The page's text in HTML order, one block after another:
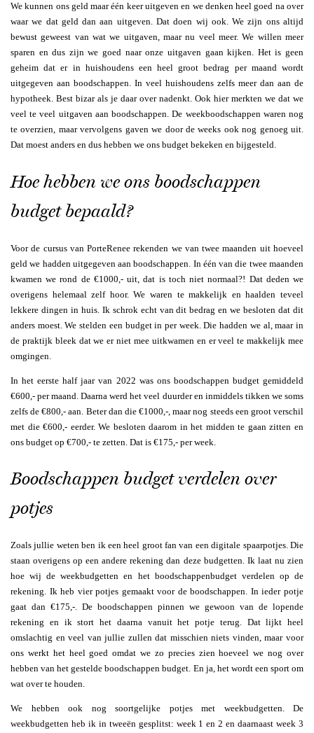
We kunnen ons geld maar één keer uitgeven en we denken heel goed na over
waar we dat geld dan aan uitgeven. Dat doen wij ook. We zijn ons altijd
bewust geweest van wat we uitgaven, maar nu veel meer. We willen meer
sparen en dus zijn we goed naar onze uitgaven gaan kijken. Het is geen
geheim dat er in huishoudens een heel groot bedrag per maand wordt
uitgegeven aan boodschappen. In veel huishoudens zelfs meer dan aan de
hypotheek. Best bizar als je daar over nadenkt. Ook hier merkten we dat we
veel te veel uitgaven aan boodschappen. De weekboodschappen waren nog
te overzien, maar vervolgens gaven we door de weeks ook nog genoeg uit.
Dat moest anders en dus hebben we ons budget bekeken en bijgesteld.
Hoe hebben we ons boodschappen
budget bepaald?
Voor de cursus van PorteRenee rekenden we van twee maanden uit hoeveel
geld we hadden uitgegeven aan boodschappen. In één van die twee maanden
kwamen we rond de €1000,- uit, dat is toch niet normaal?! Dat deden we
overigens helemaal zelf hoor. We waren te makkelijk en haalden teveel
lekkere dingen in huis. Ik schrok echt van dit bedrag en we besloten dat dit
anders moest. We stelden een budget in per week. Die hadden we al, maar in
de praktijk bleek dat we er niet mee uitkwamen en er veel te makkelijk mee
omgingen.
In het eerste half jaar van 2022 was ons boodschappen budget gemiddeld
€600,- per maand. Daarna werd het veel duurder en inmiddels tikken we soms
zelfs de €800,- aan. Beter dan die €1000,-, maar nog steeds een groot verschil
met die €600,- eerder. We besloten daarom in het midden te gaan zitten en
ons budget op €700,- te zetten. Dat is €175,- per week.
Boodschappen budget verdelen over
potjes
Zoals jullie weten ben ik een heel groot fan van een digitale spaarpotjes. Die
staan overigens op een andere rekening dan deze budgetten. Ik laat nu zien
hoe wij de weekbudgetten en het boodschappenbudget verdelen op de
rekening. Ik heb vier potjes gemaakt voor de boodschappen. In ieder potje
gaat dan €175,-. De boodschappen pinnen we gewoon van de lopende
rekening en ik stort het daarna vanuit het potje terug. Dat lijkt heel
omslachtig en veel van jullie zullen dat misschien niets vinden, maar voor
ons werkt het heel goed omdat we zo precies zien hoeveel we nog over
hebben van het gestelde boodschappen budget. En ja, het wordt een sport om
wat over te houden.
We hebben ook nog soortgelijke potjes met weekbudgetten. De
weekbudgetten heb ik in tweeën gesplitst: week 1 en 2 en daarnaast week 3